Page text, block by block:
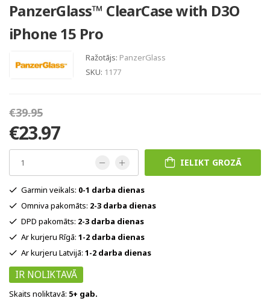
PanzerGlass™ ClearCase with D3O
iPhone 15 Pro
Ražotājs: PanzerGlass
SKU: 1177
€39.95
€23.97
IELIKT GROZĀ
Garmin veikals: 0-1 darba dienas
Omniva pakomāts: 2-3 darba dienas
DPD pakomāts: 2-3 darba dienas
Ar kurjeru Rīgā: 1-2 darba dienas
Ar kurjeru Latvijā: 1-2 darba dienas
IR NOLIKTAVĀ
Skaits noliktavā: 5+ gab.